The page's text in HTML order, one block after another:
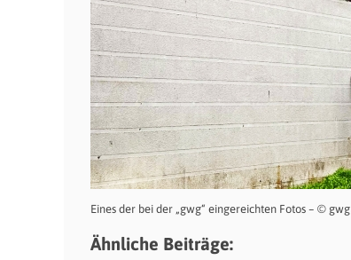
Eines der bei der „gwg“ eingereichten Fotos – © gwg
Ähnliche Beiträge: